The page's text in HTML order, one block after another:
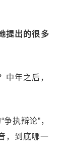
提出的很多
中年之后，
执辩论”，
，到底哪一